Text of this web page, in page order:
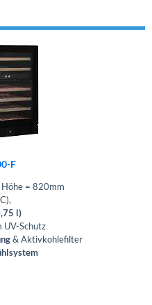
F
= 820mm
l)
UV-Schutz
& Aktivkohlefilter